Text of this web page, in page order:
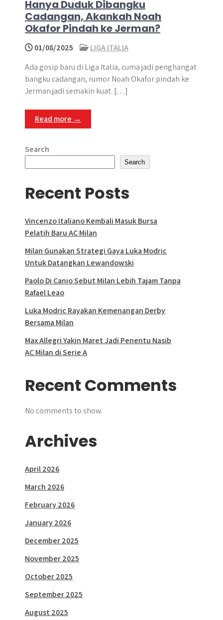
Hanya Duduk Dibangku
Cadangan, Akankah Noah
Okafor Pindah ke Jerman?
01/08/2025
LIGA ITALIA
Ada gosip baru di Liga Italia, cuma jadi penghangat
bangku cadangan, rumor Noah Okafor pindah ke
Jerman jadi semakin kuat. […]
Read more →
Search
Search
Recent Posts
Vincenzo Italiano Kembali Masuk Bursa
Pelatih Baru AC Milan
Milan Gunakan Strategi Gaya Luka Modric
Untuk Datangkan Lewandowski
Paolo Di Canio Sebut Milan Lebih Tajam Tanpa
Rafael Leao
Luka Modric Rayakan Kemenangan Derby
Bersama Milan
Max Allegri Yakin Maret Jadi Penentu Nasib
AC Milan di Serie A
Recent Comments
No comments to show.
Archives
April 2026
March 2026
February 2026
January 2026
December 2025
November 2025
October 2025
September 2025
August 2025